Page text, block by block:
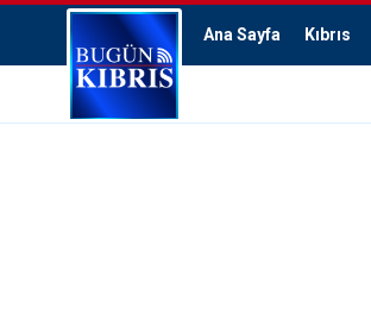
Ana Sayfa Kıbrıs